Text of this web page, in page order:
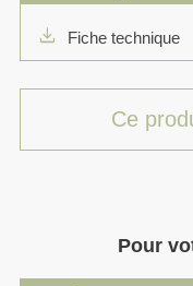
download Fiche technique
Ce
Pour